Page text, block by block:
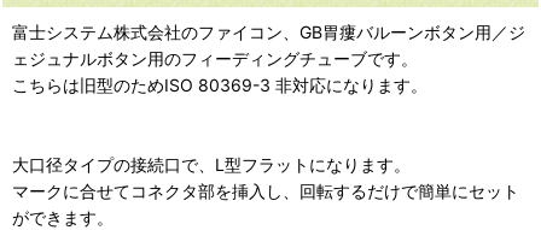
富士システム株式会社のファイコン、GB胃瘻バルーンボタン用／ジ
ェジュナルボタン用のフィーディングチューブです。
こちらは旧型のためISO 80369-3 非対応になります。
大口径タイプの接続口で、L型フラットになります。
マークに合せてコネクタ部を挿入し、回転するだけで簡単にセット
ができます。